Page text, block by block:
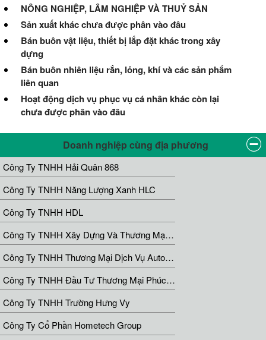
NÔNG NGHIỆP, LÂM NGHIỆP VÀ THUỶ SẢN
Sản xuất khác chưa được phân vào đâu
Bán buôn vật liệu, thiết bị lắp đặt khác trong xây
dựng
Bán buôn nhiên liệu rắn, lỏng, khí và các sản phẩm
liên quan
Hoạt động dịch vụ phục vụ cá nhân khác còn lại
chưa được phân vào đâu
Doanh nghiệp cùng địa phương
Công Ty TNHH Hải Quân 868
Công Ty TNHH Năng Lượng Xanh HLC
Công Ty TNHH HDL
Công Ty TNHH Xây Dựng Và Thương Mại 3D Architecture
Công Ty TNHH Thương Mại Dịch Vụ Auto Hoàng Anh
Công Ty TNHH Đầu Tư Thương Mại Phúc Đạt
Công Ty TNHH Trường Hưng Vy
Công Ty Cổ Phần Hometech Group